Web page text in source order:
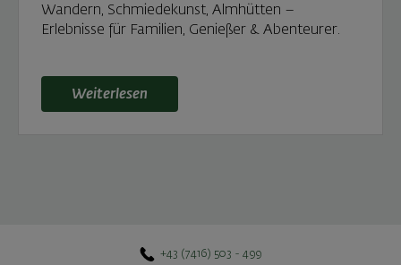
Wandern, Schmiedekunst, Almhütten –
Erlebnisse für Familien, Genießer & Abenteurer.
Weiterlesen: Von Schmieden, Bergen & Genuss:
Weiterlesen
+43 (7416) 503 - 499